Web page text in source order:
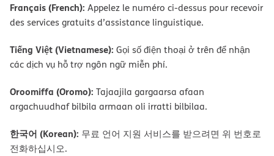
Français (French): Appelez le numéro ci-dessus pour recevoir
des services gratuits d’assistance linguistique.
Tiếng Việt (Vietnamese): Gọi số điện thoại ở trên để nhận
các dịch vụ hỗ trợ ngôn ngữ miễn phí.
Oroomiffa (Oromo): Tajaajila gargaarsa afaan
argachuudhaf bilbila armaan oli irratti bilbilaa.
한국어 (Korean): 무료 언어 지원 서비스를 받으려면 위 번호로
전화하십시오.